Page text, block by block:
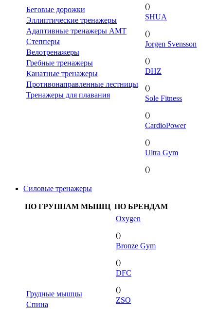
Беговые дорожки
Эллиптические тренажеры
Адаптивные тренажеры AMT
Степперы
Велотренажеры
Гребные тренажеры
Канатные тренажеры
Противонаправленные лестницы
Тренажеры для плавания
()
SHUA
()
Jorgen Svensson
()
DHZ
()
Sole Fitness
()
CardioPower
()
Ultra Gym
()
Силовые тренажеры
ПО ГРУППАМ МЫШЦ ПО БРЕНДАМ
Грудные мышцы
Спина
Oxygen
()
Bronze Gym
()
DFC
()
ZSO